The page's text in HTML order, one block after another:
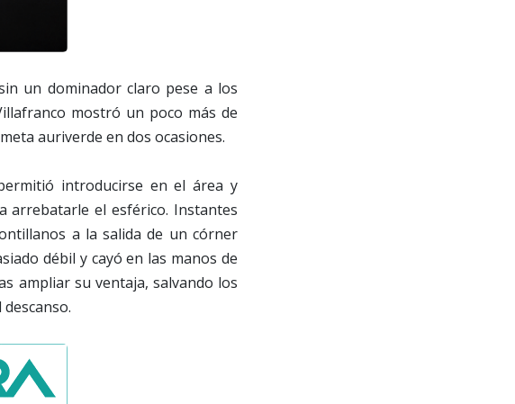
un dominador claro pese a los
mostró un poco más de
auriverde en dos ocasiones.
introducirse en el área y
el esférico. Instantes
a la salida de un córner
débil y cayó en las manos de
ampliar su ventaja, salvando los